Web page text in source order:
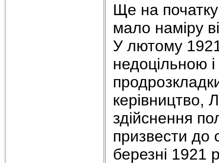
Ще на
мало наміру
У лютому
недоцільною
керівництво,
здійснення
призвести до
березні 1921